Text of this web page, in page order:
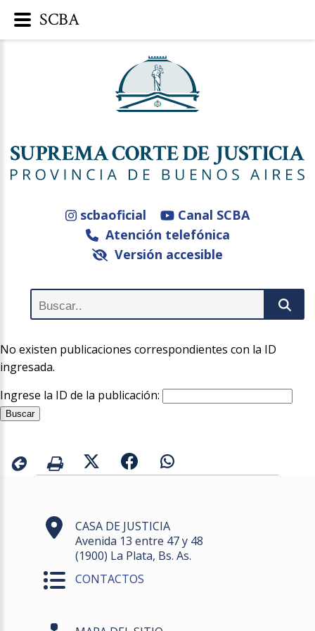
scbaoficial
Canal SCBA
Atención telefónica
Versión accesible
No existen publicaciones correspondientes con la ID
ingresada.
Ingrese la ID de la publicación:
CASA DE JUSTICIA
Avenida 13 entre 47 y 48
(1900) La Plata, Bs. As.
CONTACTOS
SCBA